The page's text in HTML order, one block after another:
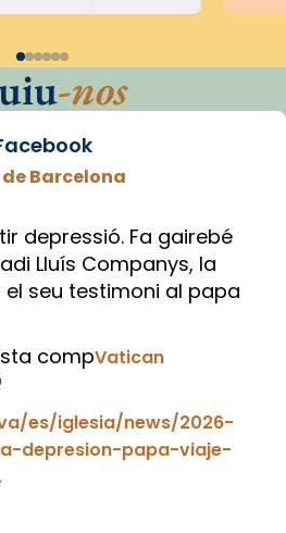
-nos
Barcelona
depressió. Fa gairebé
Lluís Companys, la
seu testimoni al papa
compVatican
es/iglesia/news/2026-
depresion-papa-viaje-